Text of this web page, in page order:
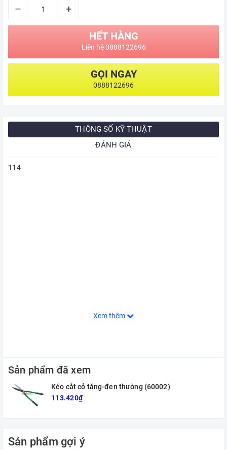
– +
HẾT HÀNG
Liên hệ 0888122696
GỌI NGAY
0888122696
THÔNG SỐ KỸ THUẬT
ĐÁNH GIÁ
114
Xem thêm
Sản phẩm đã xem
Kéo cắt cỏ tăng-đen thường (60002)
113.420₫
Sản phẩm gợi ý